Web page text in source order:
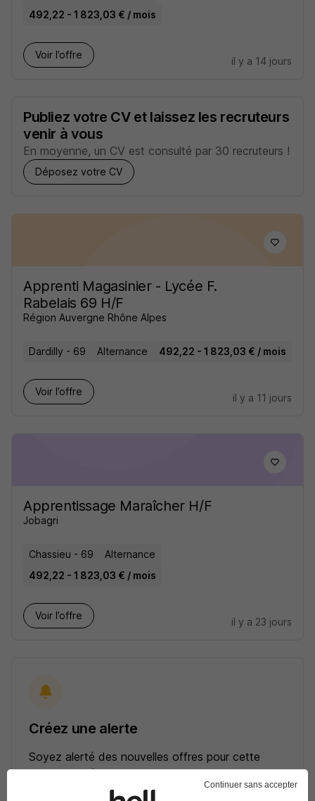
492,22 - 1 823,03 € / mois
Voir l’offre
il y a 14 jours
Publiez votre CV et laissez les recruteurs
venir à vous
En moyenne, un CV est consulté par 30 recruteurs !
Déposez votre CV
Apprenti Magasinier - Lycée F.
Rabelais 69 H/F
Région Auvergne Rhône Alpes
Dardilly - 69 Alternance 492,22 - 1 823,03 € / mois
Voir l’offre
il y a 11 jours
Apprentissage Maraîcher H/F
Jobagri
Chassieu - 69
Alternance
492,22 - 1 823,03 € / mois
Voir l’offre
il y a 23 jours
Créez une alerte
Soyez alerté des nouvelles offres pour cette
recherche dès leur parution.
Continuer sans accepter